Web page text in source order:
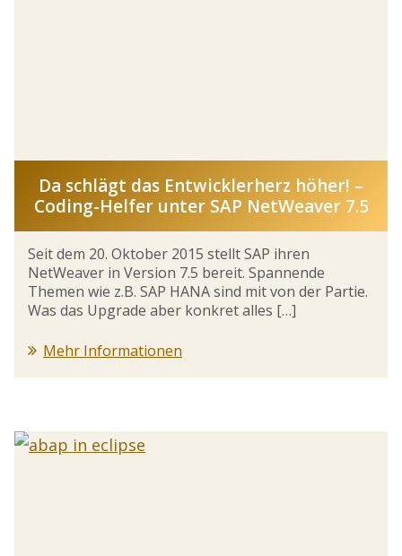
Da schlägt das Entwicklerherz höher! –
Coding-Helfer unter SAP NetWeaver 7.5
Seit dem 20. Oktober 2015 stellt SAP ihren
NetWeaver in Version 7.5 bereit. Spannende
Themen wie z.B. SAP HANA sind mit von der Partie.
Was das Upgrade aber konkret alles […]
Mehr Informationen